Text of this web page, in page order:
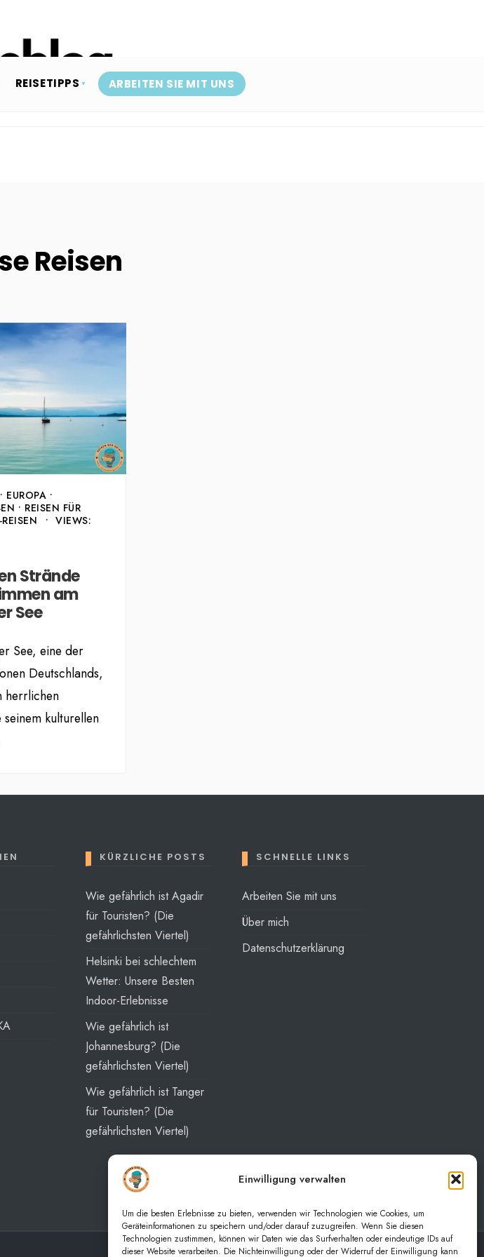
Einwilligung verwalten
Um die besten Erlebnisse zu bieten, verwenden wir Technologien wie Cookies, um
Geräteinformationen zu speichern und/oder darauf zuzugreifen. Wenn Sie diesen
Technologien zustimmen, können wir Daten wie das Surfverhalten oder eindeutige IDs auf
dieser Website verarbeiten. Die Nichteinwilligung oder der Widerruf der Einwilligung kann
REISETIPPS ARBEITEN SIE MIT UNS
Reisen
• EUROPA •
• REISEN FÜR
• VIEWS:
Strände
am
See
See, eine der
Deutschlands,
herrlichen
kulturellen
KÜRZLICHE POSTS
Wie gefährlich ist Agadir
für Touristen? (Die
gefährlichsten Viertel)
Helsinki bei schlechtem
Wetter: Unsere Besten
Indoor-Erlebnisse
Wie gefährlich ist
Johannesburg? (Die
gefährlichsten Viertel)
Wie gefährlich ist Tanger
für Touristen? (Die
gefährlichsten Viertel)
SCHNELLE LINKS
Arbeiten Sie mit uns
Über mich
Datenschutzerklärung